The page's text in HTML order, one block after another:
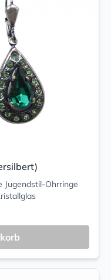
Jugendstil-Ohrringe